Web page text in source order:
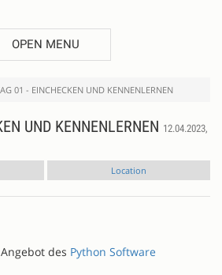
OPEN MENU
01 - EINCHECKEN UND KENNENLERNEN
UND KENNENLERNEN 12.04.2023,
Location
des Python Software